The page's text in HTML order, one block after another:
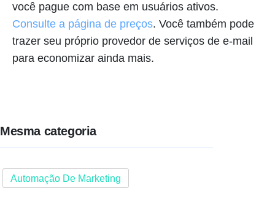
você pague com base em usuários ativos.
Consulte a página de preços. Você também pode
trazer seu próprio provedor de serviços de e-mail
para economizar ainda mais.
Mesma categoria
Automação De Marketing